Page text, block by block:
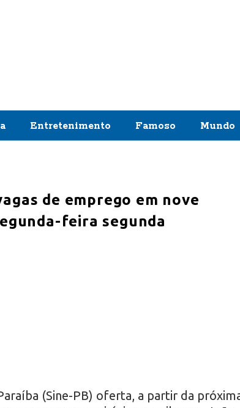
Entretenimento Famoso Mundo
de emprego em nove
feira segunda
(Sine-PB) oferta, a partir da